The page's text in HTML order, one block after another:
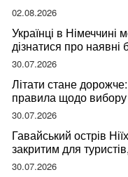
02.08.2026
Українці в Німеччині
дізнатися про наявні
30.07.2026
Літати стане
правила щодо вибору
30.07.2026
Гавайський острів
закритим для
відвідувачів
30.07.2026